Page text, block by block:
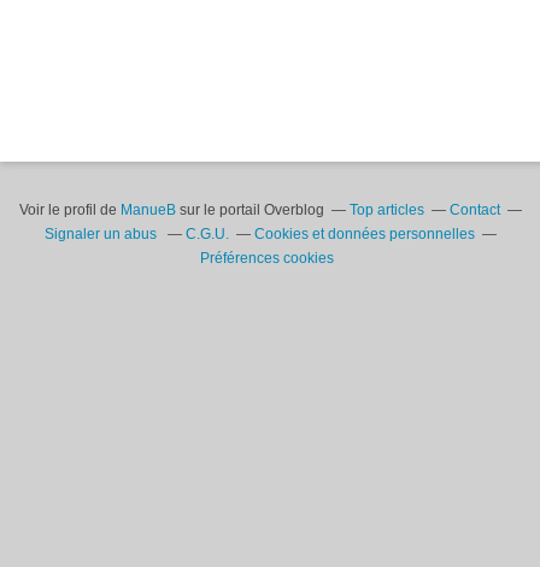
Voir le profil de ManueBsur le portail Overblog Top articles
Contact
Signaler un abus
C.G.U.
Cookies et données personnelles
Préférences cookies